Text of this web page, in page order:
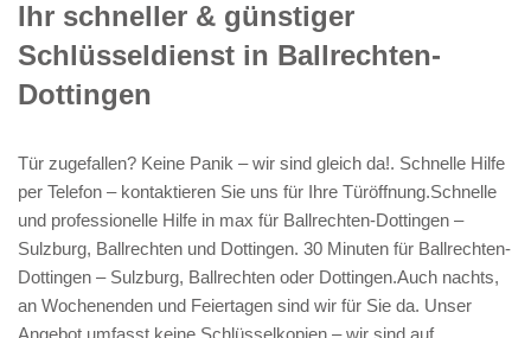
Ihr schneller & günstiger
Schlüsseldienst in Ballrechten-
Dottingen
Tür zugefallen? Keine Panik – wir sind gleich da!. Schnelle Hilfe
per Telefon – kontaktieren Sie uns für Ihre Türöffnung.Schnelle
und professionelle Hilfe in max für Ballrechten-Dottingen –
Sulzburg, Ballrechten und Dottingen. 30 Minuten für Ballrechten-
Dottingen – Sulzburg, Ballrechten oder Dottingen.Auch nachts,
an Wochenenden und Feiertagen sind wir für Sie da. Unser
Angebot umfasst keine Schlüsselkopien – wir sind auf